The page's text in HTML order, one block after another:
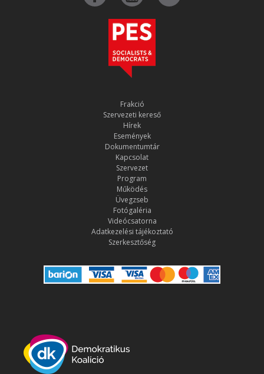
Frakció
Szervezeti kereső
Hírek
Események
Dokumentumtár
Kapcsolat
Szervezet
Program
Működés
Üvegzseb
Fotógaléria
Videócsatorna
Adatkezelési tájékoztató
Szerkesztőség